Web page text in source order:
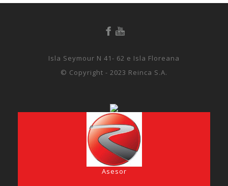
Isla Seymour N 41- 62 e Isla Floreana
© Copyright - 2023 Reinca S.A.
Asesor